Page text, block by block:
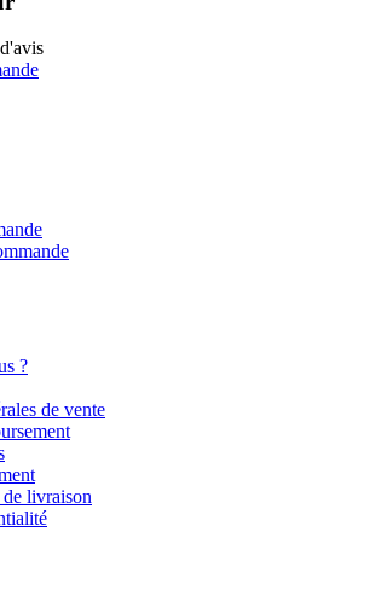
?
de vente
livraison